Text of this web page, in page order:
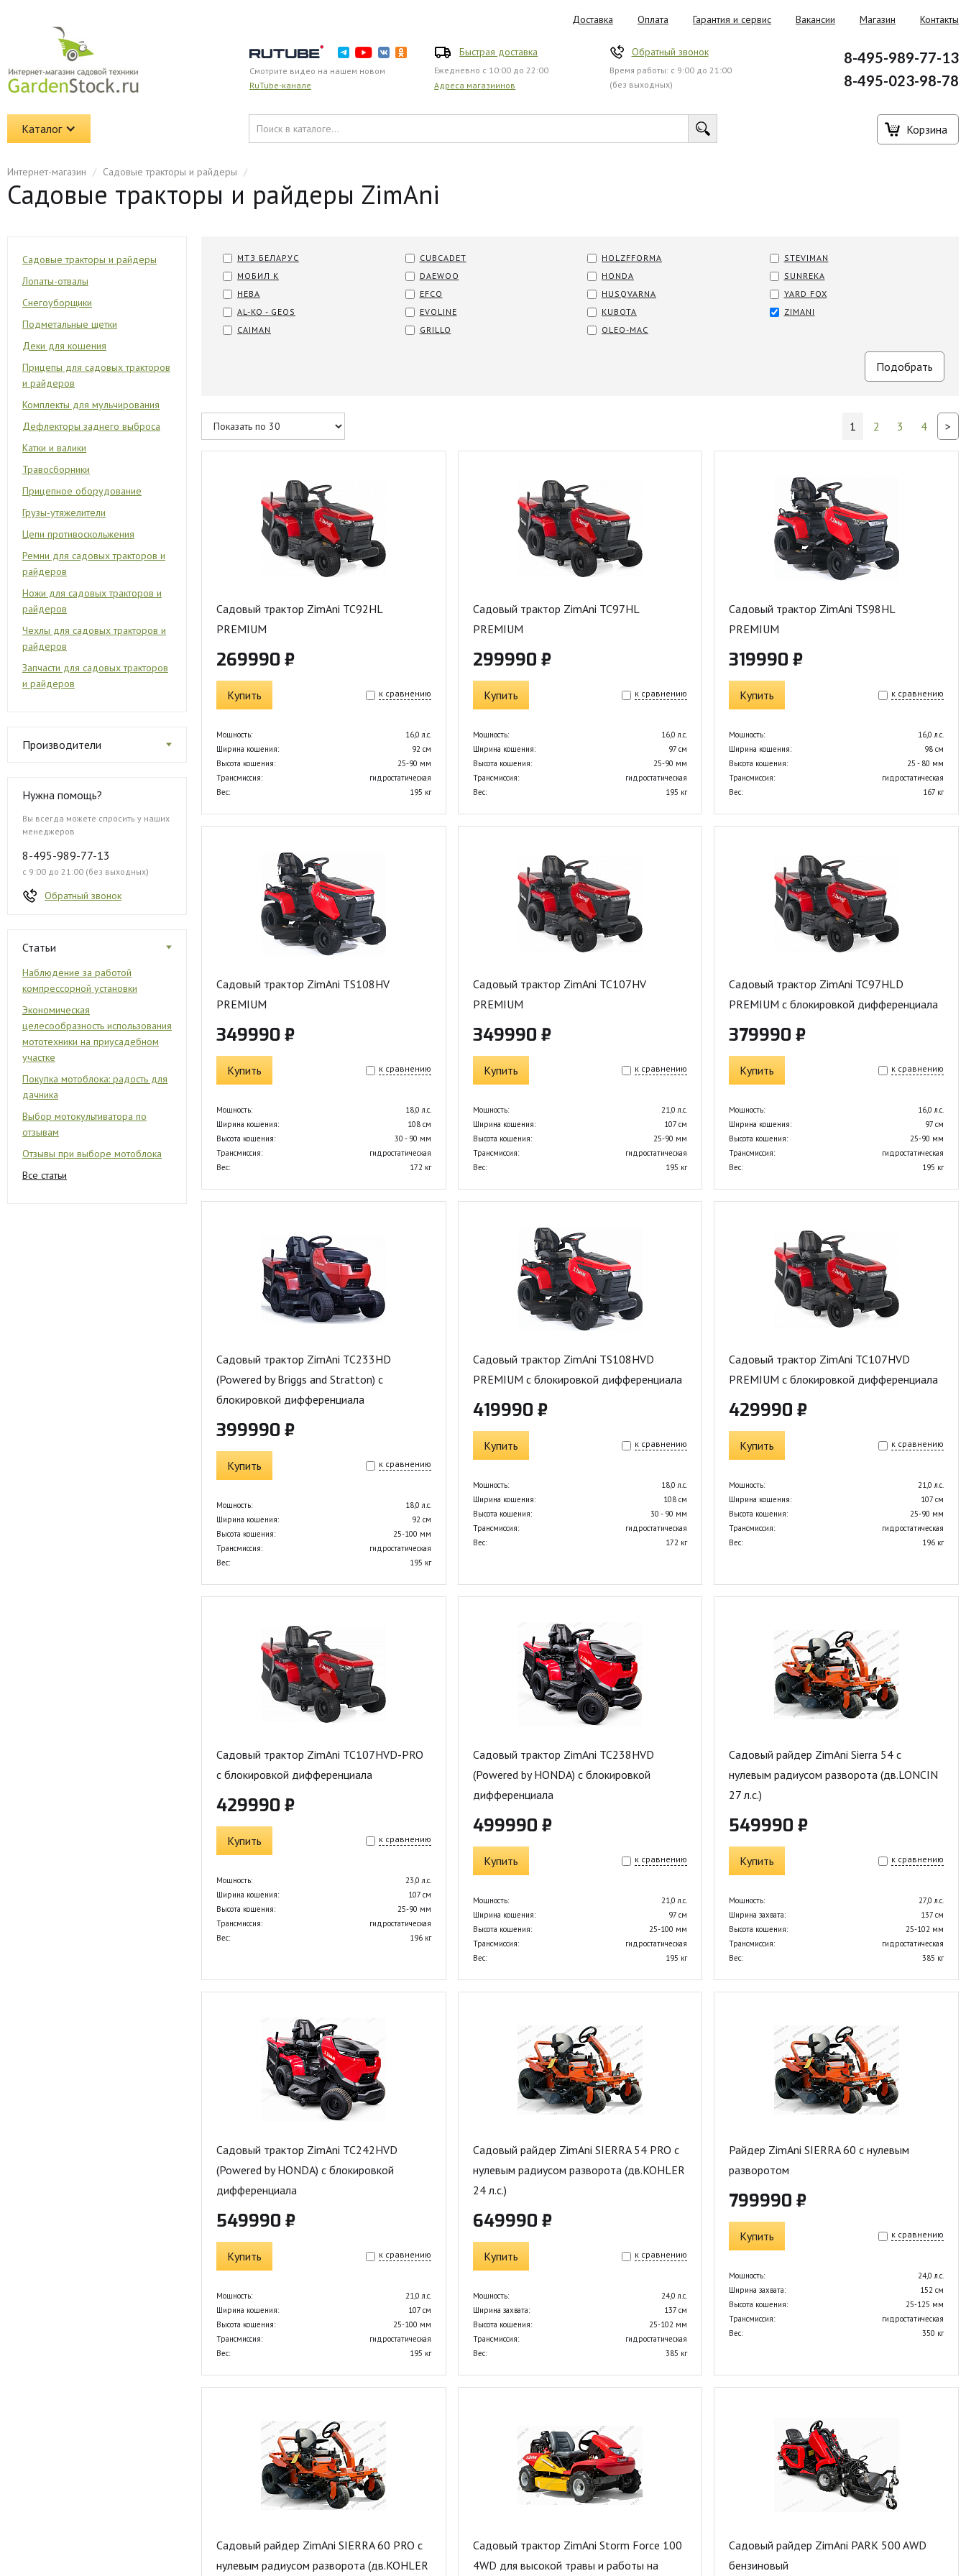
Доставка Оплата Гарантия и сервис Вакансии Магазин Контакты
Смотрите видео на нашем новом
RuTube-канале
Быстрая доставка
Ежедневно с 10:00 до 22:00
Адреса магазиинов
Обратный звонок
Время работы: с 9:00 до 21:00
(без выходных)
8-495-989-77-13
8-495-023-98-78
Каталог Корзина
Интернет-магазин / Садовые тракторы и райдеры /
Садовые тракторы и райдеры ZimAni
Садовые тракторы и райдеры
Лопаты-отвалы
Снегоуборщики
Подметальные щетки
Деки для кошения
Прицепы для садовых тракторов
и райдеров
Комплекты для мульчирования
Дефлекторы заднего выброса
Катки и валики
Травосборники
Прицепное оборудование
Грузы-утяжелители
Цепи противоскольжения
Ремни для садовых тракторов и
райдеров
Ножи для садовых тракторов и
райдеров
Чехлы для садовых тракторов и
райдеров
Запчасти для садовых тракторов
и райдеров
Производители
Нужна помощь?
Вы всегда можете спросить у наших
менеджеров
8-495-989-77-13
с 9:00 до 21:00 (без выходных)
Обратный звонок
Статьи
Наблюдение за работой
компрессорной установки
Экономическая
целесообразность использования
мототехники на приусадебном
участке
Покупка мотоблока: радость для
дачника
Выбор мотокультиватора по
отзывам
Отзывы при выборе мотоблока
Все статьи
МТЗ БЕЛАРУС
МОБИЛ К
НЕВА
AL-KO - GEOS
CAIMAN
CUBCADET
DAEWOO
EFCO
EVOLINE
GRILLO
HOLZFFORMA
HONDA
HUSQVARNA
KUBOTA
OLEO-MAC
STEVIMAN
SUNREKA
YARD FOX
ZIMANI
1 2 3 4 >
Садовый трактор ZimAni TC92HL
PREMIUM
269990 ₽
Купить к сравнению
Мощность:
16,0 л.с.
Ширина кошения:
92 см
Высота кошения:
25-90 мм
Трансмиссия:
гидростатическая
Вес:
195 кг
Садовый трактор ZimAni TC97HL
PREMIUM
299990 ₽
Купить к сравнению
Мощность:
16,0 л.с.
Ширина кошения:
97 см
Высота кошения:
25-90 мм
Трансмиссия:
гидростатическая
Вес:
195 кг
Садовый трактор ZimAni TS98HL
PREMIUM
319990 ₽
Купить к сравнению
Мощность:
16,0 л.с.
Ширина кошения:
98 см
Высота кошения:
25 - 80 мм
Трансмиссия:
гидростатическая
Вес:
167 кг
Садовый трактор ZimAni TS108HV
PREMIUM
349990 ₽
Купить к сравнению
Мощность:
18,0 л.с.
Ширина кошения:
108 см
Высота кошения:
30 - 90 мм
Трансмиссия:
гидростатическая
Вес:
172 кг
Садовый трактор ZimAni TC107HV
PREMIUM
349990 ₽
Купить к сравнению
Мощность:
21,0 л.с.
Ширина кошения:
107 см
Высота кошения:
25-90 мм
Трансмиссия:
гидростатическая
Вес:
195 кг
Садовый трактор ZimAni TC97HLD
PREMIUM с блокировкой дифференциала
379990 ₽
Купить к сравнению
Мощность:
16,0 л.с.
Ширина кошения:
97 см
Высота кошения:
25-90 мм
Трансмиссия:
гидростатическая
Вес:
195 кг
Садовый трактор ZimAni TC233HD
(Powered by Briggs and Stratton) с
блокировкой дифференциала
399990 ₽
Купить к сравнению
Мощность:
18,0 л.с.
Ширина кошения:
92 см
Высота кошения:
25-100 мм
Трансмиссия:
гидростатическая
Вес:
195 кг
Садовый трактор ZimAni TS108HVD
PREMIUM с блокировкой дифференциала
419990 ₽
Купить к сравнению
Мощность:
18,0 л.с.
Ширина кошения:
108 см
Высота кошения:
30 - 90 мм
Трансмиссия:
гидростатическая
Вес:
172 кг
Садовый трактор ZimAni TC107HVD
PREMIUM с блокировкой дифференциала
429990 ₽
Купить к сравнению
Мощность:
21,0 л.с.
Ширина кошения:
107 см
Высота кошения:
25-90 мм
Трансмиссия:
гидростатическая
Вес:
196 кг
Садовый трактор ZimAni TC107HVD-PRO
с блокировкой дифференциала
429990 ₽
Купить к сравнению
Мощность:
23,0 л.с.
Ширина кошения:
107 см
Высота кошения:
25-90 мм
Трансмиссия:
гидростатическая
Вес:
196 кг
Садовый трактор ZimAni TC238HVD
(Powered by HONDA) с блокировкой
дифференциала
499990 ₽
Купить к сравнению
Мощность:
21,0 л.с.
Ширина кошения:
97 см
Высота кошения:
25-100 мм
Трансмиссия:
гидростатическая
Вес:
195 кг
Садовый райдер ZimAni Sierra 54 с
нулевым радиусом разворота (дв.LONCIN
27 л.с.)
549990 ₽
Купить к сравнению
Мощность:
27,0 л.с.
Ширина захвата:
137 см
Высота кошения:
25-102 мм
Трансмиссия:
гидростатическая
Вес:
385 кг
Садовый трактор ZimAni TC242HVD
(Powered by HONDA) с блокировкой
дифференциала
549990 ₽
Купить к сравнению
Мощность:
21,0 л.с.
Ширина кошения:
107 см
Высота кошения:
25-100 мм
Трансмиссия:
гидростатическая
Вес:
195 кг
Садовый райдер ZimAni SIERRA 54 PRO с
нулевым радиусом разворота (дв.KOHLER
24 л.с.)
649990 ₽
Купить к сравнению
Мощность:
24,0 л.с.
Ширина захвата:
137 см
Высота кошения:
25-102 мм
Трансмиссия:
гидростатическая
Вес:
385 кг
Райдер ZimAni SIERRA 60 с нулевым
разворотом
799990 ₽
Купить к сравнению
Мощность:
24,0 л.с.
Ширина захвата:
152 см
Высота кошения:
25-125 мм
Трансмиссия:
гидростатическая
Вес:
350 кг
Садовый райдер ZimAni SIERRA 60 PRO с
нулевым радиусом разворота (дв.KOHLER
Садовый трактор ZimAni Storm Force 100
4WD для высокой травы и работы на
Садовый райдер ZimAni PARK 500 AWD
бензиновый